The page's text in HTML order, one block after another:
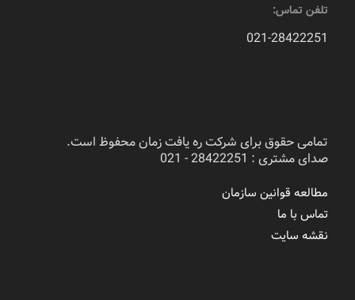
تلفن تماس:
021-28422251
تمامی حقوق برای شرکت ره یافت زمان محفوظ است.
صدای مشتری : 28422251 - 021
مطالعه قوانین سازمان
تماس با ما
نقشه سایت